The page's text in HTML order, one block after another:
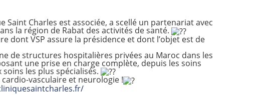
Saint Charles est associée, a scellé un partenariat avec
la région de Rabat des activités de santé.
dont VSP assure la présidence et dont l’objet est de
de structures hospitalières privées au Maroc dans les
une prise en charge complète, depuis les soins
les plus spécialisés.
vasculaire et neurologie !